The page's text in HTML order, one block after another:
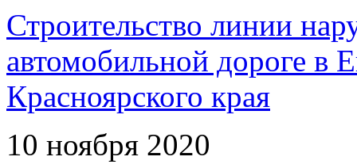
Строительство линии
автомобильной дороге в
Красноярского края
10 ноября 2020